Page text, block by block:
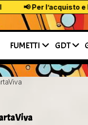
Per l’acquisto e la
FUMETTI GDT